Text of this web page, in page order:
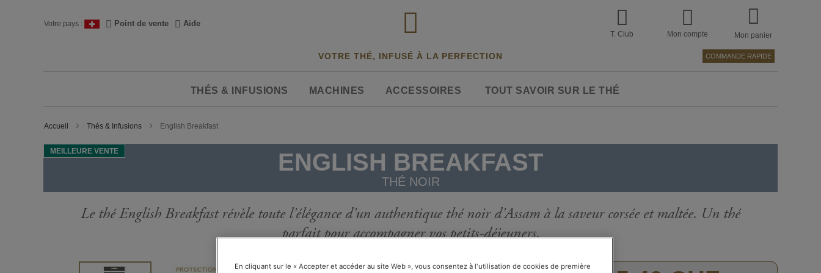
Votre pays : Langue Point de vente Aide
T. Club Mon compte Mon panier
VOTRE THÉ, INFUSÉ À LA PERFECTION COMMANDE RAPIDE
THÉS & INFUSIONS MACHINES ACCESSOIRES TOUT SAVOIR SUR LE THÉ
Accueil Thés & Infusions English Breakfast
MEILLEURE VENTE ENGLISH BREAKFAST
THÉ NOIR
Le thé English Breakfast révèle toute l'élégance d'un authentique thé noir d'Assam à la saveur corsée et maltée. Un thé
parfait pour accompagner vos petits-déjeuners.
Passer
En cliquant sur le « Accepter et accéder au site Web », vous consentez à l'utilisation de cookies de première